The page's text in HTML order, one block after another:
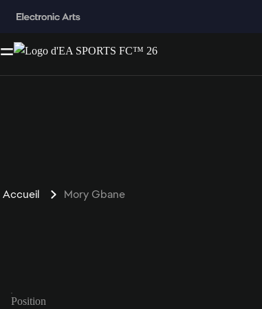
Accueil Mory Gbane
Position